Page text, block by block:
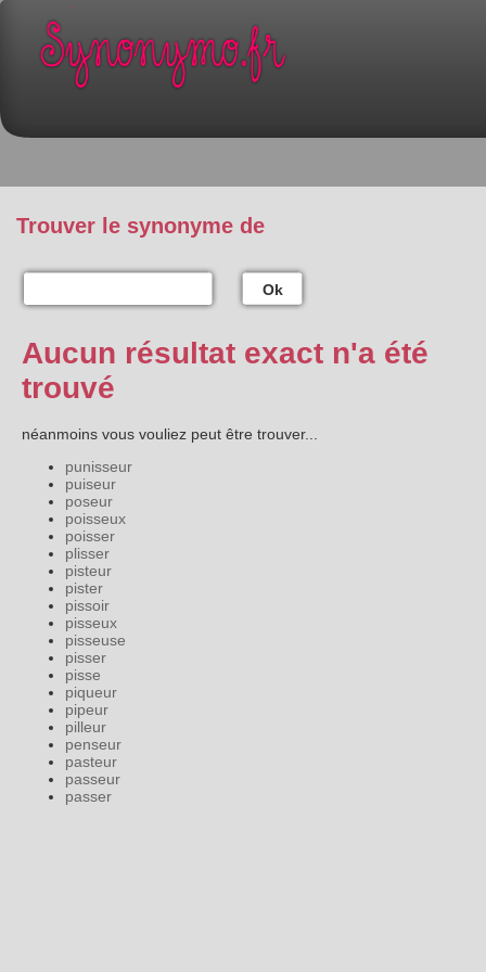
Trouver le synonyme de
Ok
Aucun résultat exact n'a été
trouvé
néanmoins vous vouliez peut être trouver...
punisseur
puiseur
poseur
poisseux
poisser
plisser
pisteur
pister
pissoir
pisseux
pisseuse
pisser
pisse
piqueur
pipeur
pilleur
penseur
pasteur
passeur
passer